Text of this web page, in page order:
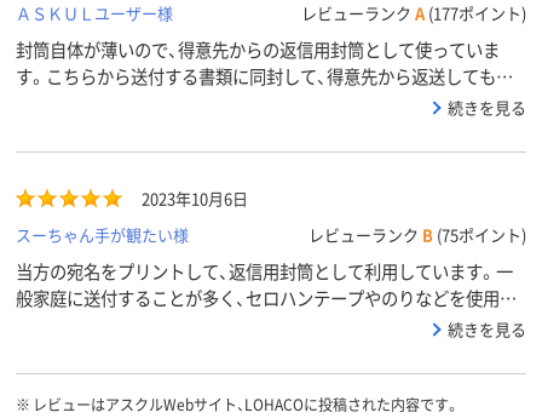
ＡＳＫＵＬユーザー様
レビューランク A (177ポイント)
封筒自体が薄いので、得意先からの返信用封筒として使っていま
す。こちらから送付する書類に同封して、得意先から返送してもら
う書類に使う封筒として使うので、薄くて同梱しやすく、便利です。
続きを見る
2023年10月6日
スーちゃん手が観たい様
レビューランク B (75ポイント)
当方の宛名をプリントして、返信用封筒として利用しています。一
般家庭に送付することが多く、セロハンテープやのりなどを使用し
続きを見る
※ レビューはアスクルWebサイト、LOHACOに投稿された内容です。